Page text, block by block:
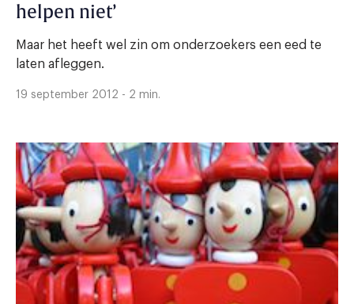
helpen niet’
Maar het heeft wel zin om onderzoekers een eed te
laten afleggen.
19 september 2012 - 2 min.